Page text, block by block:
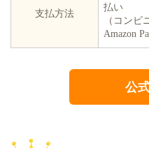
支払方法
払い
（コンビ
Amazon
公